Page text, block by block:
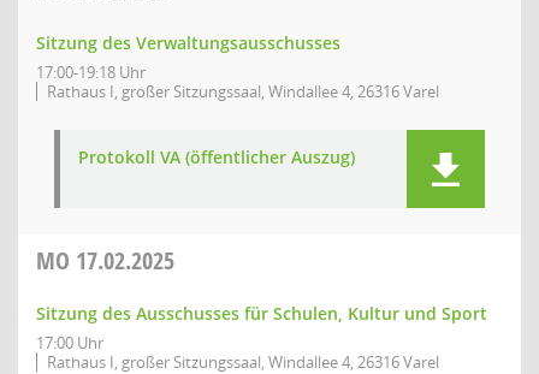
Sitzung des Verwaltungsausschusses
17:00-19:18 Uhr
Rathaus I, großer Sitzungssaal, Windallee 4, 26316 Varel
Protokoll VA (öffentlicher Auszug)
MO 17.02.2025
Sitzung des Ausschusses für Schulen, Kultur und Sport
17:00 Uhr
Rathaus I, großer Sitzungssaal, Windallee 4, 26316 Varel